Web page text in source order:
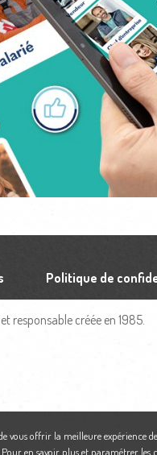
Politique de
responsable créée en 1985.
offrir la meilleure expérience
en savoir plus et paramétrer les